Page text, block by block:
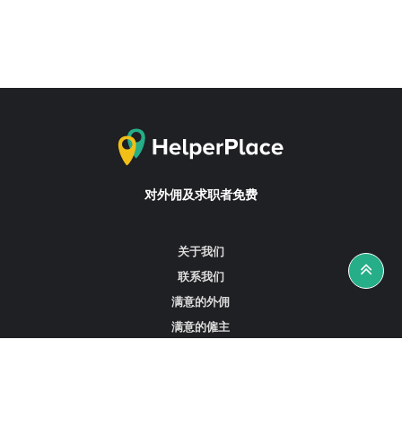
对外佣及求职者免费
关于我们
联系我们
满意的外佣
满意的僱主